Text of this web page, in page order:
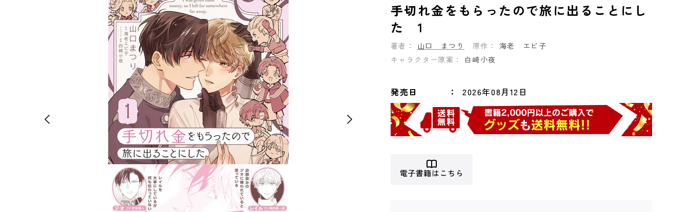
手切れ金をもらったので旅に出ることにし
た 1
著者： 山口 まつり 原作：
海老 エビ子
キャラクター原案：
白崎小夜
発売日 2026年08月12日
電子書籍はこちら